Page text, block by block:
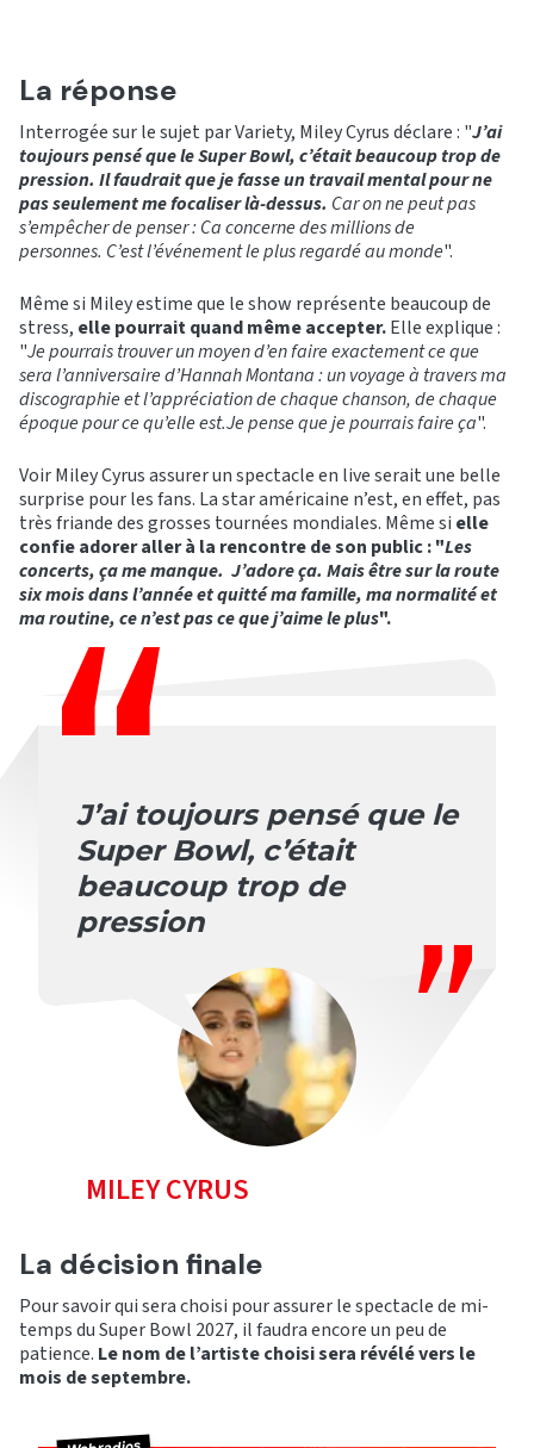
La réponse
Interrogée sur le sujet par Variety, Miley Cyrus déclare : "J’ai
toujours pensé que le Super Bowl, c’était beaucoup trop de
pression. Il faudrait que je fasse un travail mental pour ne
pas seulement me focaliser là-dessus. Car on ne peut pas
s’empêcher de penser : Ca concerne des millions de
personnes. C’est l’événement le plus regardé au monde".
Même si Miley estime que le show représente beaucoup de
stress, elle pourrait quand même accepter.Elle explique :
"Je pourrais trouver un moyen d’en faire exactement ce que
sera l’anniversaire d’Hannah Montana : un voyage à travers ma
discographie et l’appréciation de chaque chanson, de chaque
époque pour ce qu’elle est.Je pense que je pourrais faire ça".
Voir Miley Cyrus assurer un spectacle en live serait une belle
surprise pour les fans. La star américaine n’est, en effet, pas
très friande des grosses tournées mondiales. Même si elle
confie adorer aller à la rencontre de son public : "Les
concerts, ça me manque. J’adore ça. Mais être sur la route
six mois dans l’année et quitté ma famille, ma normalité et
ma routine, ce n’est pas ce que j’aime le plus".
J’ai toujours pensé que le
Super Bowl, c’était
beaucoup trop de
pression
MILEY CYRUS
La décision finale
Pour savoir qui sera choisi pour assurer le spectacle de mi-
temps du Super Bowl 2027, il faudra encore un peu de
patience. Le nom de l’artiste choisi sera révélé vers le
mois de septembre.